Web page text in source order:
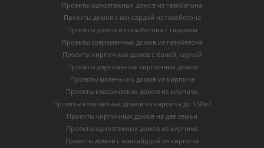
Проекты одноэтажных домов из газобетона
Проекты домов с мансардой из газобетона
Проекты домов из газобетона с гаражом
Проекты современных домов из газобетона
Проекты кирпичных домов с баней, сауной
Проекты двухэтажных кирпичных домов
Проекты маленьких домов из кирпича
Проекты классических домов из кирпича
Проекты компактных домов из кирпича до 150м2
Проекты кирпичных домов на две семьи
Проекты одноэтажных домов из кирпича
Проекты домов с мансайрдой из кирпича